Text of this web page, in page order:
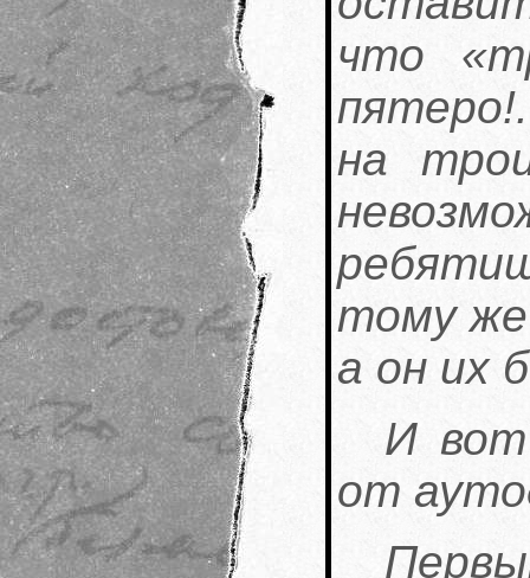
что
на
тому же
а он их
И вот
от